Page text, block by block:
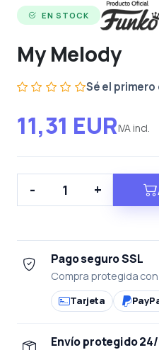
EN STOCK
My Melody
Sé el
11,31 EURIVA incl.
- +
Pago seguro SSL
Compra protegida
Tarjeta
Envío protegido